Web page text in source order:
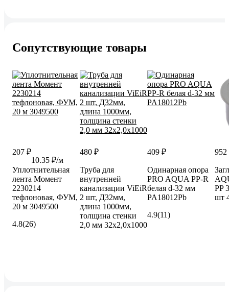
Сопутствующие товары
207 ₽
10.35 ₽/м
Уплотнительная
лента Момент
2230214
тефлоновая, ФУМ,
20 м 3049500
4.8(26)
480 ₽
Труба для
внутренней
канализации ViEiR
2 шт, Д32мм,
длина 1000мм,
толщина стенки
2,0 мм 32х2,0х1000
409 ₽
Одинарная опора
PRO AQUA PP-R
белая d-32 мм
PA18012Pb
4.9(11)
952
PP
шт